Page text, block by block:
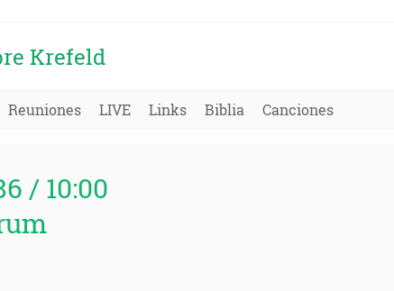
Krefeld
Reuniones LIVE Links Biblia Canciones
/ 10:00